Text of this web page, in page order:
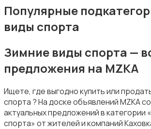
Единоборства
Зимние виды спорта
Популярные
виды спорта
Зимние виды спорта —
предложения на MZKA
Ищете, где выгодно купить или
спорта ? На доске объявлений MZKA
актуальных предложений в категории
спорта» от жителей и компаний